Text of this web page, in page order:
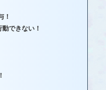
！
できない！